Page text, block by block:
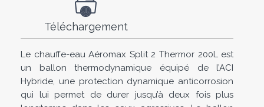
Téléchargement
Le chauffe-eau Aéromax Split 2 Thermor 200L est
un ballon thermodynamique équipé de l’ACI
Hybride, une protection dynamique anticorrosion
qui lui permet de durer jusqu’à deux fois plus